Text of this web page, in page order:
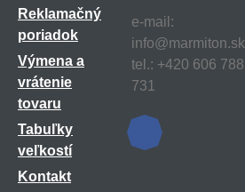
Reklamačný
poriadok
Výmena a
vrátenie
tovaru
Tabuľky
veľkostí
Kontakt
e-mail:
info@marmiton.sk
tel.: +420 606 788
731